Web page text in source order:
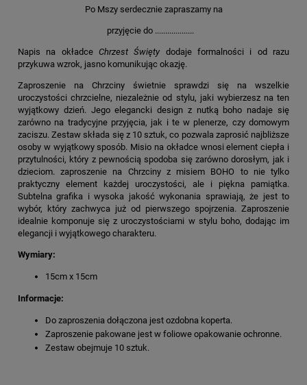
Po Mszy serdecznie zapraszamy na
przyjęcie do ...................
Napis na okładce Chrzest Święty dodaje formalności i od razu
przykuwa wzrok, jasno komunikując okazję.
Zaproszenie na Chrzciny świetnie sprawdzi się na wszelkie
uroczystości chrzcielne, niezależnie od stylu, jaki wybierzesz na ten
wyjątkowy dzień. Jego elegancki design z nutką boho nadaje się
zarówno na tradycyjne przyjęcia, jak i te w plenerze, czy domowym
zaciszu. Zestaw składa się z 10 sztuk, co pozwala zaprosić najbliższe
osoby w wyjątkowy sposób. Misio na okładce wnosi element ciepła i
przytulności, który z pewnością spodoba się zarówno dorosłym, jak i
dzieciom. zaproszenie na Chrzciny z misiem BOHO to nie tylko
praktyczny element każdej uroczystości, ale i piękna pamiątka.
Subtelna grafika i wysoka jakość wykonania sprawiają, że jest to
wybór, który zachwyca już od pierwszego spojrzenia. Zaproszenie
idealnie komponuje się z uroczystościami w stylu boho, dodając im
elegancji i wyjątkowego charakteru.
Wymiary:
15cm x 15cm
Informacje:
Do zaproszenia dołączona jest ozdobna koperta.
Zaproszenie pakowane jest w foliowe opakowanie ochronne.
Zestaw obejmuje 10 sztuk.